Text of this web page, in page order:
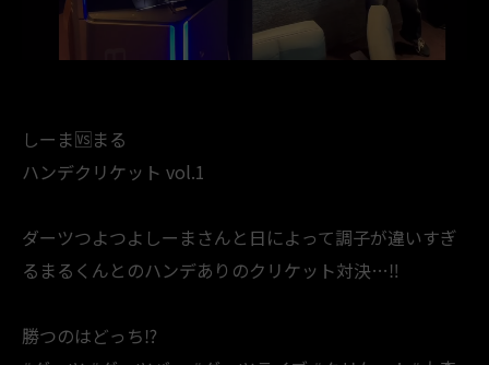
しーま🆚まる
ハンデクリケット vol.1
ダーツつよつよしーまさんと日によって調子が違いすぎ
るまるくんとのハンデありのクリケット対決…‼️
勝つのはどっち⁉️